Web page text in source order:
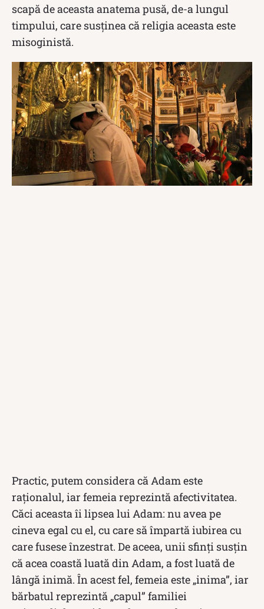
scapă de aceasta anatema pusă, de-a lungul
timpului, care susținea că religia aceasta este
misoginistă.
Practic, putem considera că Adam este
raţionalul, iar femeia reprezintă afectivitatea.
Căci aceasta îi lipsea lui Adam: nu avea pe
cineva egal cu el, cu care să împartă iubirea cu
care fusese înzestrat. De aceea, unii sfinţi susţin
că acea coastă luată din Adam, a fost luată de
lângă inimă. În acest fel, femeia este „inima”, iar
bărbatul reprezintă „capul” familiei